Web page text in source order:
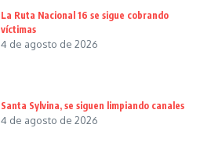
La Ruta Nacional 16 se sigue cobrando
víctimas
4 de agosto de 2026
Santa Sylvina, se siguen limpiando canales
4 de agosto de 2026